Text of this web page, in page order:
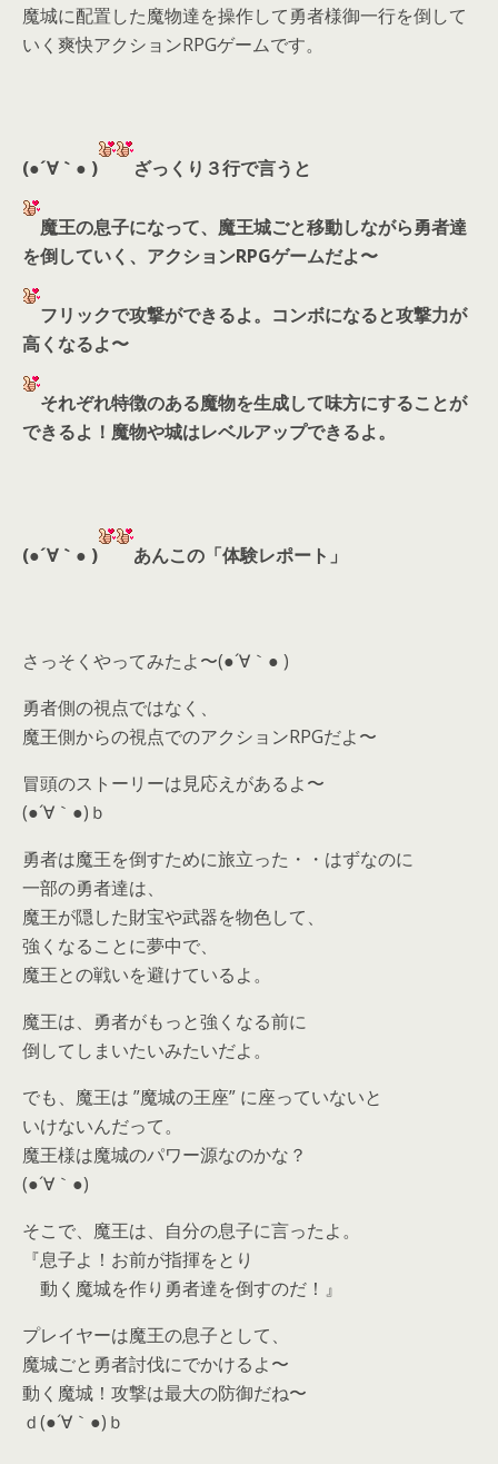
魔城に配置した魔物達を操作して勇者様御一行を倒して
いく爽快アクションRPGゲームです。
(●´∀｀● ) ざっくり３行で言うと
魔王の息子になって、魔王城ごと移動しながら勇者達
を倒していく、アクションRPGゲームだよ〜
フリックで攻撃ができるよ。コンボになると攻撃力が
高くなるよ〜
それぞれ特徴のある魔物を生成して味方にすることが
できるよ！魔物や城はレベルアップできるよ。
(●´∀｀● ) あんこの「体験レポート」
さっそくやってみたよ〜(●´∀｀● )
勇者側の視点ではなく、
魔王側からの視点でのアクションRPGだよ〜
冒頭のストーリーは見応えがあるよ〜
(●´∀｀●)ｂ
勇者は魔王を倒すために旅立った・・はずなのに
一部の勇者達は、
魔王が隠した財宝や武器を物色して、
強くなることに夢中で、
魔王との戦いを避けているよ。
魔王は、勇者がもっと強くなる前に
倒してしまいたいみたいだよ。
でも、魔王は ”魔城の王座” に座っていないと
いけないんだって。
魔王様は魔城のパワー源なのかな？
(●´∀｀●)
そこで、魔王は、自分の息子に言ったよ。
『息子よ！お前が指揮をとり
動く魔城を作り勇者達を倒すのだ！』
プレイヤーは魔王の息子として、
魔城ごと勇者討伐にでかけるよ〜
動く魔城！攻撃は最大の防御だね〜
ｄ(●´∀｀●)ｂ